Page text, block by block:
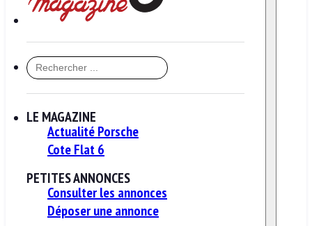
RECHERCHER
LE MAGAZINE
Actualité Porsche
Cote Flat 6
PETITES ANNONCES
Consulter les annonces
Déposer une annonce